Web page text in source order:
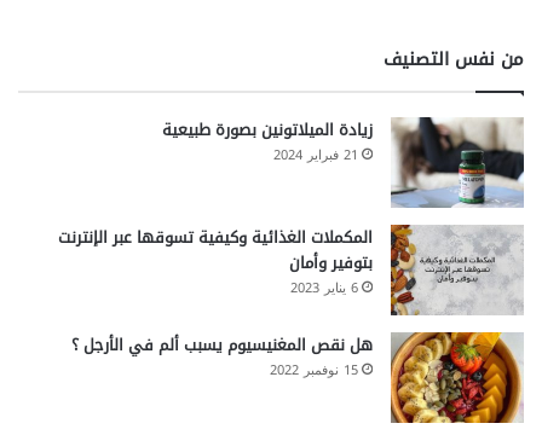
من نفس التصنيف
زيادة الميلاتونين بصورة طبيعية
21 فبراير 2024
المكملات الغذائية وكيفية تسوقها عبر الإنترنت
بتوفير وأمان
6 يناير 2023
هل نقص المغنيسيوم يسبب ألم في الأرجل ؟
15 نوفمبر 2022